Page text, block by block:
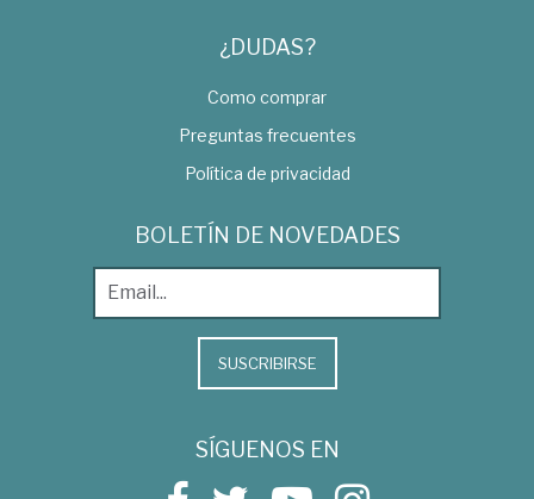
¿DUDAS?
Como comprar
Preguntas frecuentes
Política de privacidad
BOLETÍN DE NOVEDADES
SUSCRIBIRSE
SÍGUENOS EN